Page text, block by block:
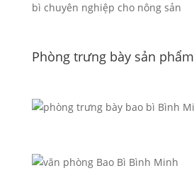
bì chuyên nghiệp cho nông sản
Phòng trưng bày sản phẩm